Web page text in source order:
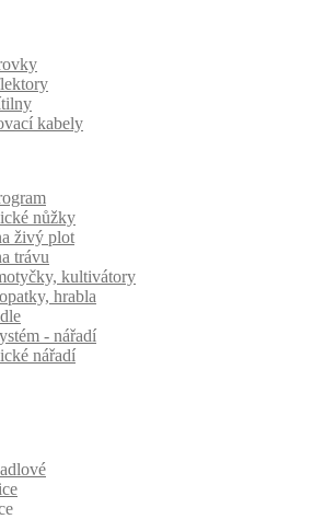
kabely
nůžky
živý plot
trávu
kultivátory
hrabla
- nářadí
nářadí